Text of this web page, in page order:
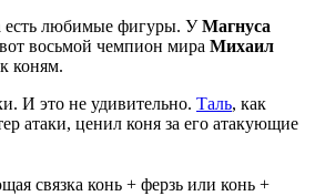
есть любимые фигуры. УМагнуса
восьмой чемпион мира Михаил
коням.
И это не удивительно. Таль, как
атаки, ценил коня за его атакующие
связка конь + ферзь или конь +